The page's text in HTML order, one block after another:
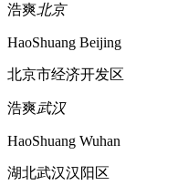
浩爽北京
HaoShuang Beijing
北京市经济开发区
浩爽武汉
HaoShuang Wuhan
湖北武汉汉阳区